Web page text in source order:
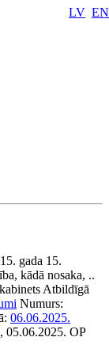
LV EN
gada 15.
kādā nosaka, ..
Atbildīgā
Numurs:
06.06.2025.
05.06.2025. OP